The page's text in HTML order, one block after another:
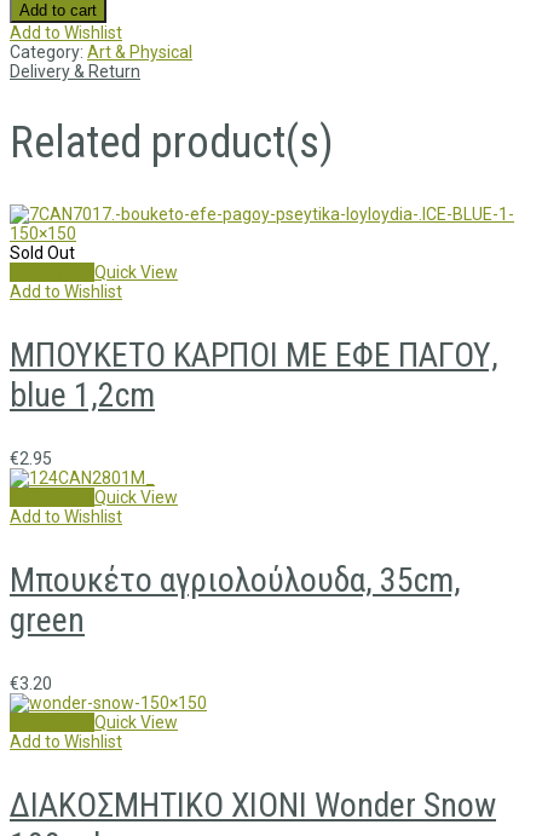
Add to cart
Add to Wishlist
Category: Art & Physical
Delivery & Return
Related product(s)
Sold Out
Quick View
Add to Wishlist
ΜΠΟΥΚΕΤΟ ΚΑΡΠΟΙ ΜΕ ΕΦΕ ΠΑΓΟΥ,
blue 1,2cm
€2.95
Quick View
Add to Wishlist
Μπουκέτο αγριολούλουδα, 35cm,
green
€3.20
Quick View
Add to Wishlist
ΔΙΑΚΟΣΜΗΤΙΚΟ ΧΙΟΝΙ Wonder Snow